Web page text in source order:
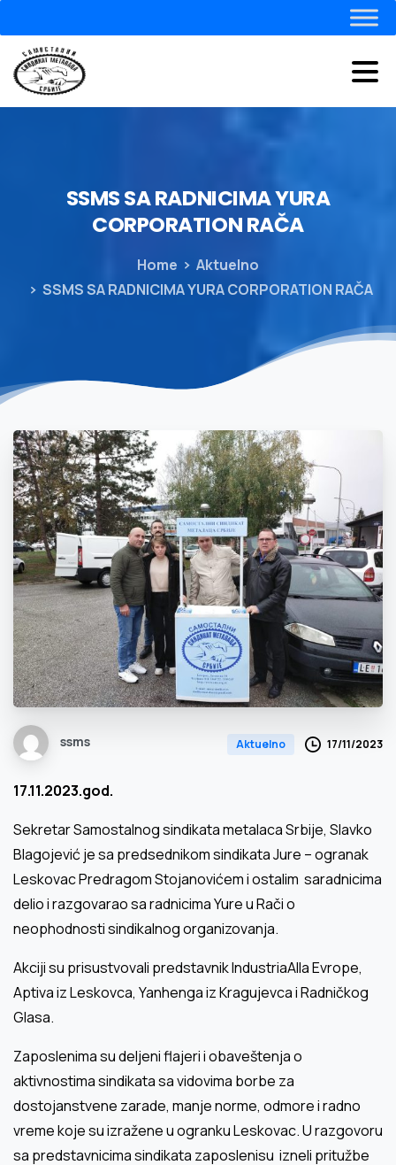
SSMSSARADNICIMAYURA
CORPORATIONRAČA
Home
Aktuelno
SSMS SA RADNICIMA YURA CORPORATION RAČA
ssms Aktuelno 17/11/2023
17.11.2023.god.
Sekretar Samostalnog sindikata metalaca Srbije, Slavko
Blagojević je sa predsednikom sindikata Jure – ogranak
Leskovac Predragom Stojanovićem i ostalim saradnicima
delio i razgovarao sa radnicima Yure u Rači o
neophodnosti sindikalnog organizovanja.
Akciji su prisustvovali predstavnik IndustriaAlla Evrope,
Aptiva iz Leskovca, Yanhenga iz Kragujevca i Radničkog
Glasa.
Zaposlenima su deljeni flajeri i obaveštenja o
aktivnostima sindikata sa vidovima borbe za
dostojanstvene zarade, manje norme, odmore i radno
vreme koje su izražene u ogranku Leskovac. U razgovoru
sa predstavnicima sindikata zaposlenisu izneli pritužbe